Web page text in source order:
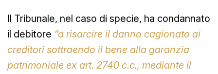
Il Tribunale, nel caso di specie, ha condannato
il debitore “a risarcire il danno cagionato ai
creditori sottraendo il bene alla garanzia
patrimoniale ex art. 2740 c.c., mediante il